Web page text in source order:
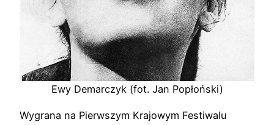
Ewy Demarczyk (fot. Jan Popłoński)
Wygrana na Pierwszym Krajowym Festiwalu